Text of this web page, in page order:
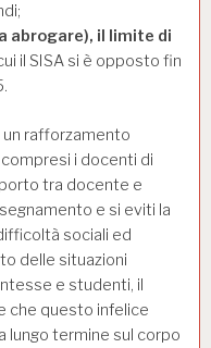
abrogare), il limite di
il SISA si è opposto fin
rafforzamento
i docenti di
tra docente e
e si eviti la
sociali ed
delle situazioni
e studenti, il
che questo infelice
lungo termine sul corpo